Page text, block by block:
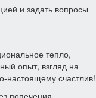
и задать вопросы
тепло,
опыт, взгляд на
настоящему счастлив!
попечения